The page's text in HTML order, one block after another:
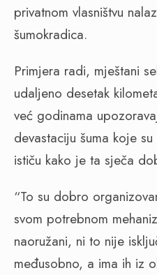
privatnom vlasništvu
šumokradica.
Primjera radi, mještani
udaljeno desetak
već godinama
devastaciju šuma koje
ističu kako je ta sječa
“To su dobro
svom potrebnom
naoružani, ni to nije
međusobno, a ima ih iz